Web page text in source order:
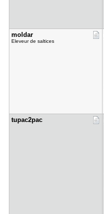
moldar
Eleveur de saltices
tupac2pac